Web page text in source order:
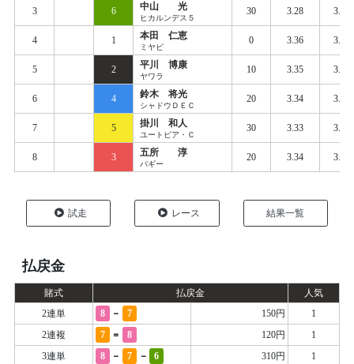
3 6 中山 光
ヒカルンデス５
30 3.28 3.361
4 1 本田 仁恵
ミヤビ
0 3.36 3.406
5 2 平川 博康
ヤワラ
10 3.35 3.399
6 4 鈴木 将光
シャドウＤＥＣ
20 3.34 3.394
7 5 掛川 和人
ユートピア・Ｃ
30 3.33 3.396
8 3 五所 淳
バギー
20 3.34 3.429
試走 レース 結果一覧
払戻金
賭式 払戻金
人気
2連単
8 - 7 150円
1
2連複
7 = 8 120円
1
3連単
8 - 7 - 6 310円
1